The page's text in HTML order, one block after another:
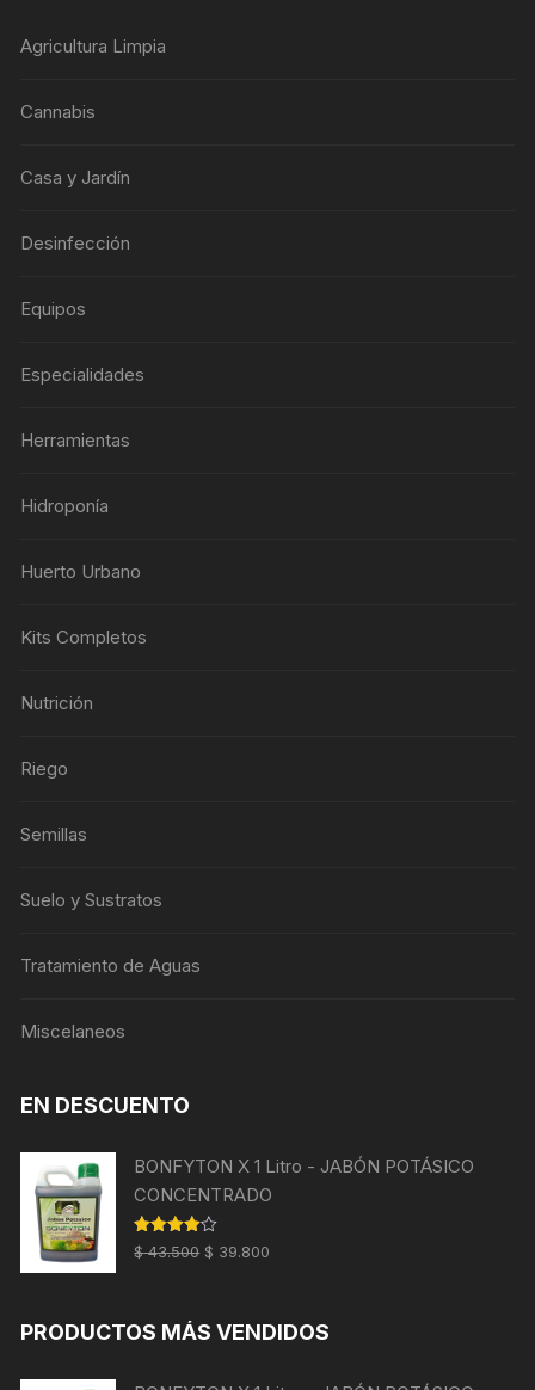
Agricultura Limpia
Cannabis
Casa y Jardín
Desinfección
Equipos
Especialidades
Herramientas
Hidroponía
Huerto Urbano
Kits Completos
Nutrición
Riego
Semillas
Suelo y Sustratos
Tratamiento de Aguas
Miscelaneos
EN DESCUENTO
BONFYTON X 1 Litro - JABÓN POTÁSICO
CONCENTRADO
Valorado
con 4.00
$43.500 El
era:
$ 39.800
es:
PRODUCTOS MÁS VENDIDOS